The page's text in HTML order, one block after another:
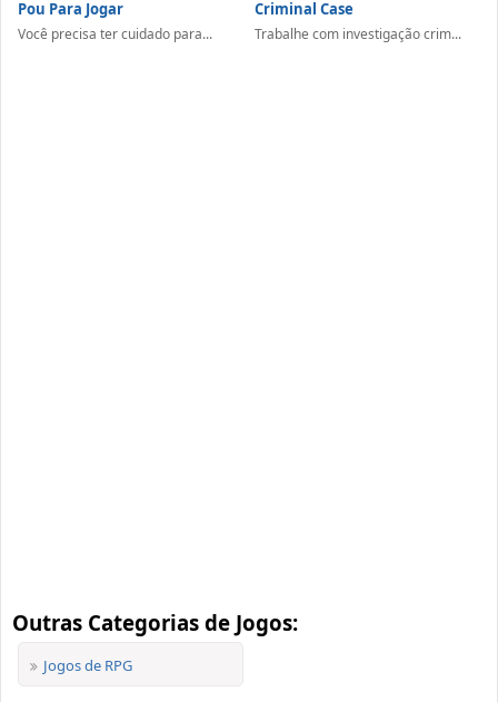
Pou Para Jogar
Você precisa ter cuidado para...
Criminal Case
Trabalhe com investigação crim...
Outras Categorias de Jogos:
Jogos de RPG